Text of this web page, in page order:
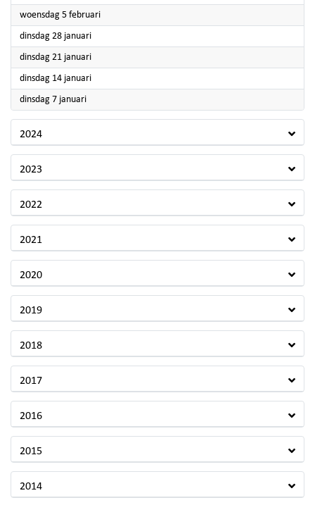
woensdag 5 februari2025
dinsdag 28 januari2025
dinsdag 21 januari2025
dinsdag 14 januari2025
dinsdag 7 januari2025
2024
2023
2022
2021
2020
2019
2018
2017
2016
2015
2014